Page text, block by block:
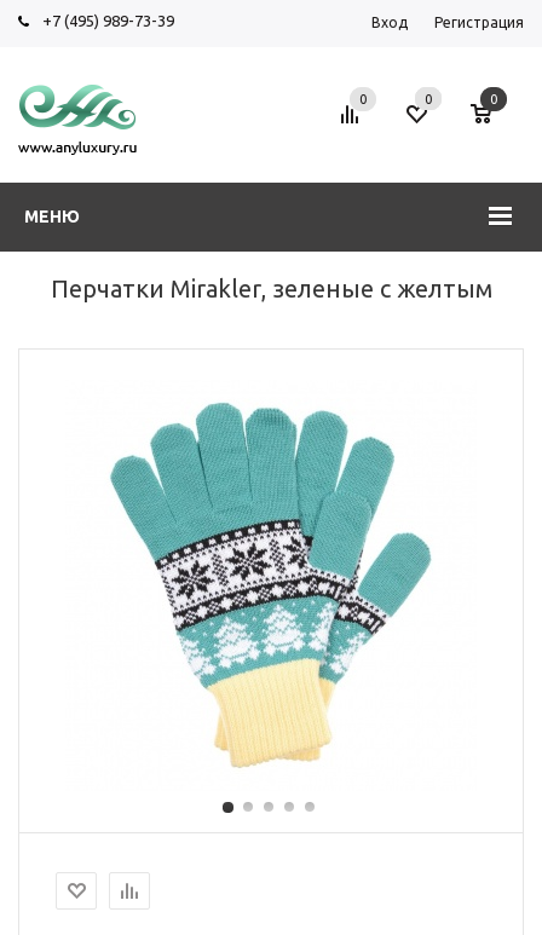
+7 (495) 989-73-39 Вход Регистрация
МЕНЮ
0 0 0
Перчатки Mirakler, зеленые с желтым